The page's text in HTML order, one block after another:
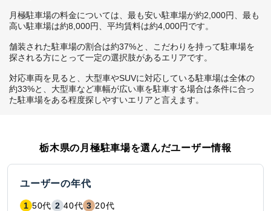
月極駐車場の料金については、最も安い駐車場が約2,000円、最も
高い駐車場は約8,000円、平均賃料は約4,000円です。
舗装された駐車場の割合は約37%と、こだわりを持って駐車場を
探される方にとって一定の選択肢があるエリアです。
対応車両を見ると、大型車やSUVに対応している駐車場は全体の
約33%と、大型車など車幅が広い車を駐車する場合は条件に合っ
た駐車場をある程度探しやすいエリアと言えます。
栃木県の月極駐車場を選んだユーザー情報
ユーザーの年代
1 50代 2 40代 3 20代